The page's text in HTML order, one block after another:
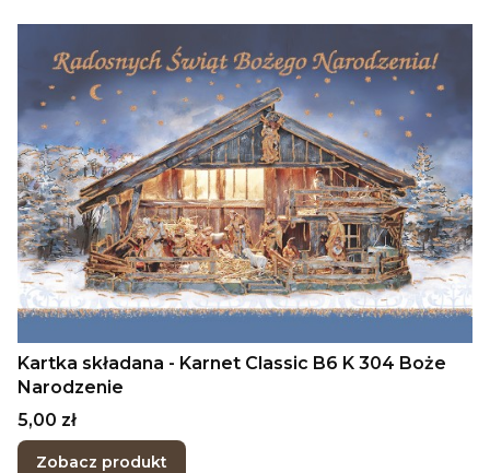
Kartka składana - Karnet Classic B6 K 304 Boże
Narodzenie
Cena
5,00 zł
Zobacz produkt